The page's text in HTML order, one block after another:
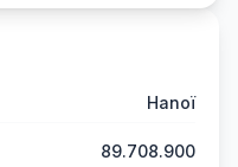
Hanoï
89.708.900